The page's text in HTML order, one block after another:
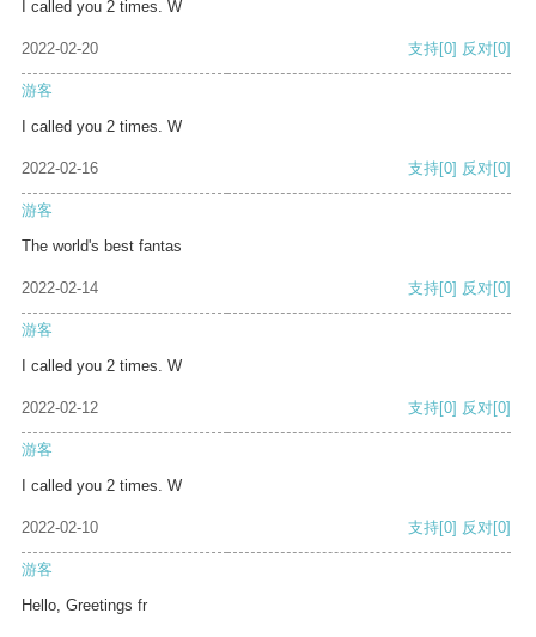
I called you 2 times. W
2022-02-20 支持[0] 反对[0]
游客
I called you 2 times. W
2022-02-16 支持[0] 反对[0]
游客
The world's best fantas
2022-02-14 支持[0] 反对[0]
游客
I called you 2 times. W
2022-02-12 支持[0] 反对[0]
游客
I called you 2 times. W
2022-02-10 支持[0] 反对[0]
游客
Hello, Greetings fr